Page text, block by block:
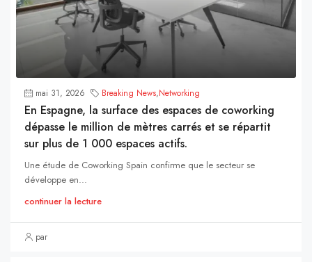
mai 31, 2026 Breaking News,Networking
En Espagne, la surface des espaces de coworking
dépasse le million de mètres carrés et se répartit
sur plus de 1 000 espaces actifs.
Une étude de Coworking Spain confirme que le secteur se
développe en...
continuer la lecture
par